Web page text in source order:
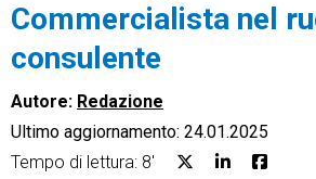
Commercialista nel
consulente
Autore: Redazione
Ultimo aggiornamento: 24.01.2025
Tempo di lettura: 8'